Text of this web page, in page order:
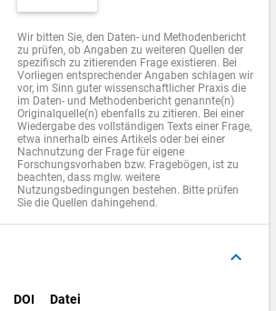
Wir bitten Sie, den Daten- und Methodenbericht
zu prüfen, ob Angaben zu weiteren Quellen der
spezifisch zu zitierenden Frage existieren. Bei
Vorliegen entsprechender Angaben schlagen wir
vor, im Sinn guter wissenschaftlicher Praxis die
im Daten- und Methodenbericht genannte(n)
Originalquelle(n) ebenfalls zu zitieren. Bei einer
Wiedergabe des vollständigen Texts einer Frage,
etwa innerhalb eines Artikels oder bei einer
Nachnutzung der Frage für eigene
Forschungsvorhaben bzw. Fragebögen, ist zu
beachten, dass mglw. weitere
Nutzungsbedingungen bestehen. Bitte prüfen
Sie die Quellen dahingehend.
keyboard_arrow_up
DOI Datei